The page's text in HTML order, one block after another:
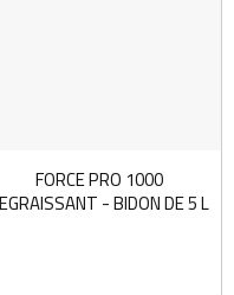
FORCE PRO 1000
- BIDON DE 5 L